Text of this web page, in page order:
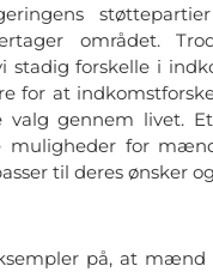
området.
stadig forskelle i
for at
valg gennem livet.
muligheder for
til deres ønsker
på, at